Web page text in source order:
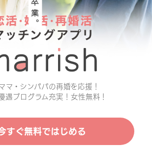
マ・シンパパの再婚を応援！
遇プログラム充実！女性無料！
すぐ無料ではじめる